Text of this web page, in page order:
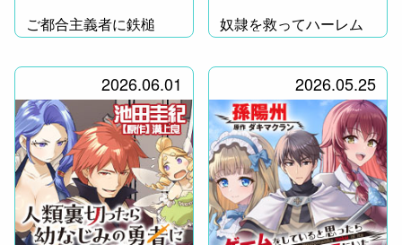
ご都合主義者に鉄槌
を！
奴隷を救ってハーレム
に！
2026.06.01 2026.05.25